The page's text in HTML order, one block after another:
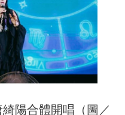
陽合體開唱（圖／